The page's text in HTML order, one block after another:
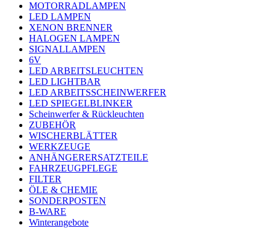
MOTORRADLAMPEN
LED LAMPEN
XENON BRENNER
HALOGEN LAMPEN
SIGNALLAMPEN
6V
LED ARBEITSLEUCHTEN
LED LIGHTBAR
LED ARBEITSSCHEINWERFER
LED SPIEGELBLINKER
Scheinwerfer & Rückleuchten
ZUBEHÖR
WISCHERBLÄTTER
WERKZEUGE
ANHÄNGERERSATZTEILE
FAHRZEUGPFLEGE
FILTER
ÖLE & CHEMIE
SONDERPOSTEN
B-WARE
Winterangebote